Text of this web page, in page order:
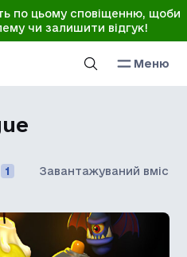
по цьому сповіщенню, щоби
чи залишити відгук!
Меню
1 Завантажуваний вміст